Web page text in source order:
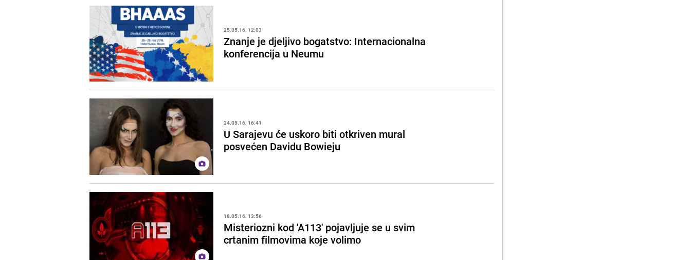
25.05.16. 12:03
Znanje je djeljivo bogatstvo: Internacionalna
konferencija u Neumu
24.05.16. 16:41
U Sarajevu će uskoro biti otkriven mural
posvećen Davidu Bowieju
18.05.16. 13:56
Misteriozni kod 'A113' pojavljuje se u svim
crtanim filmovima koje volimo